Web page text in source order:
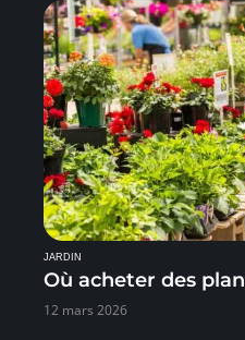
JARDIN
Où acheter des
12 mars 2026